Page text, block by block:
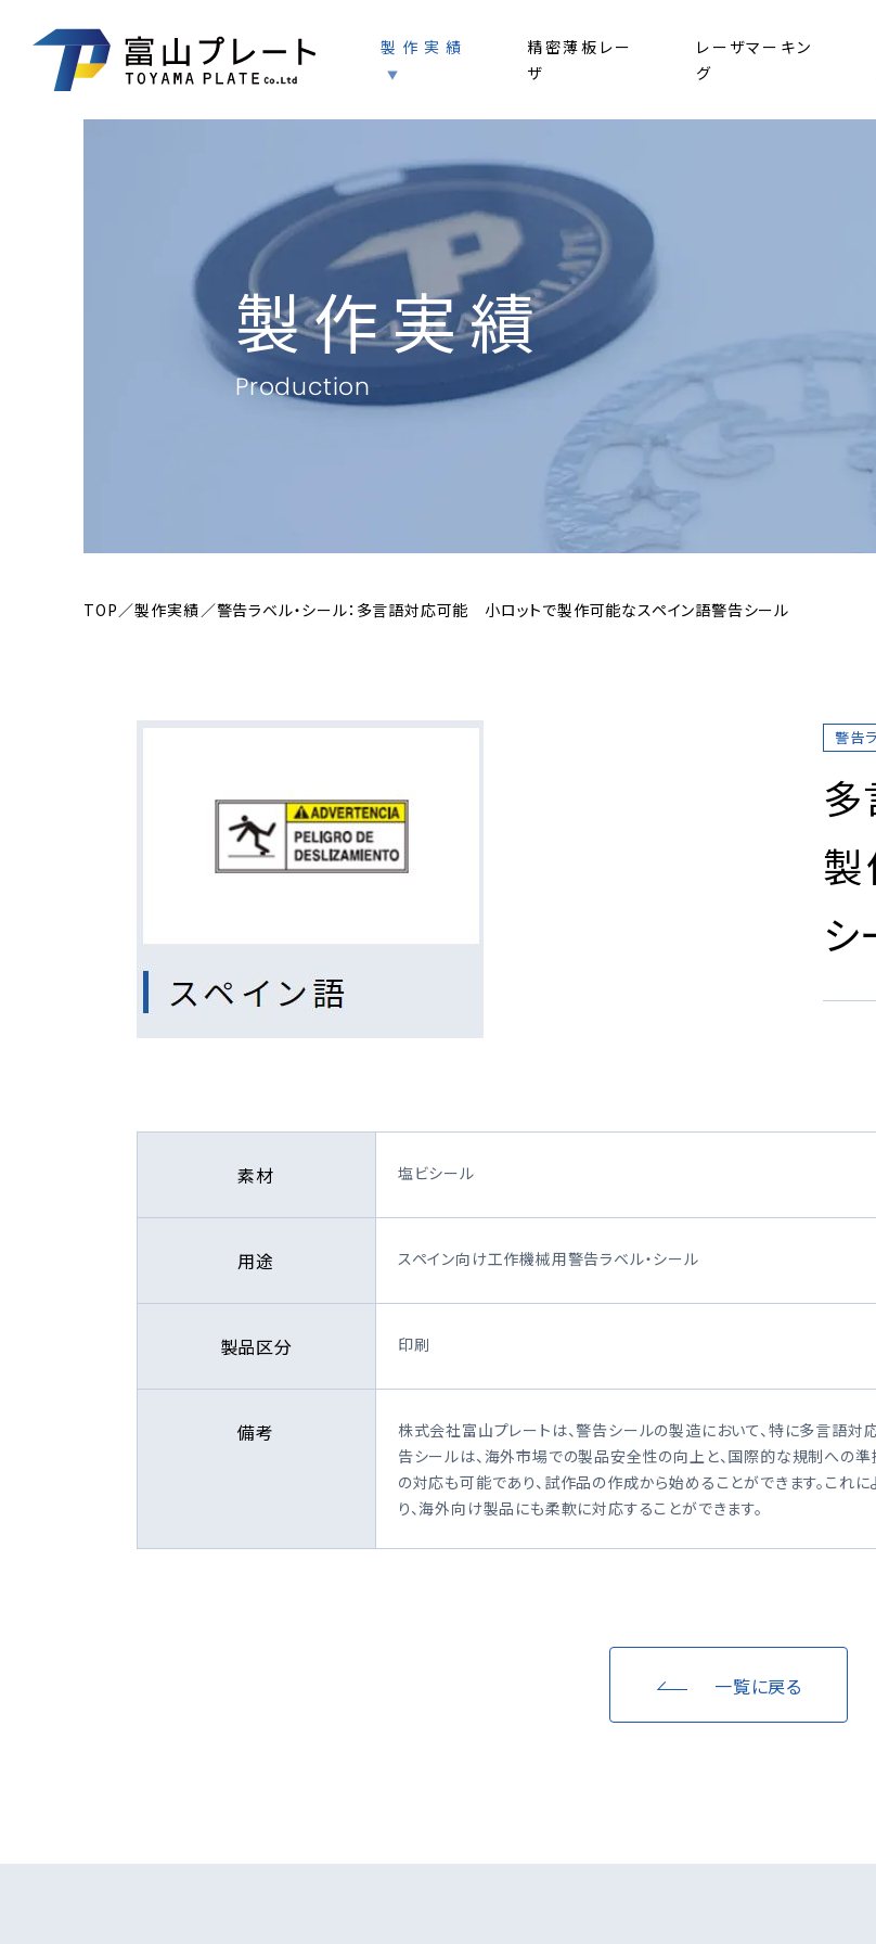
製作実績
精密薄板レー
ザ
レーザマーキン
グ
製作実績
Production
TOP 製作実績 警告ラベル・シール：多言語対応可能 小ロットで製作可能なスペイン語警告シール
警告
シ
素材 塩ビシール
用途 スペイン向け工作機械用警告ラベル・シール
製品区分 印刷
備考
株式会社富山プレートは、警告シールの製造において、特に多言語対
告シールは、海外市場での製品安全性の向上と、国際的な規制への準
の対応も可能であり、試作品の作成から始めることができます。これ
り、海外向け製品にも柔軟に対応することができます。
一覧に戻る